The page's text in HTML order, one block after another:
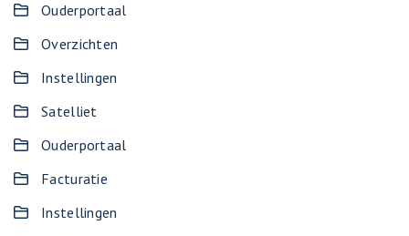
Ouderportaal
Overzichten
Instellingen
Satelliet
Ouderportaal
Facturatie
Instellingen